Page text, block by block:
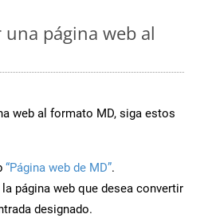
página web al
web al formato MD, siga estos
“Página web de MD”.
la página web que desea convertir
designado.